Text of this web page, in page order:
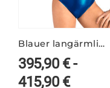
Blauer langärmliger Turnanzug VALERIE/1 mit Farbverlauf
395,90€-
415,90€